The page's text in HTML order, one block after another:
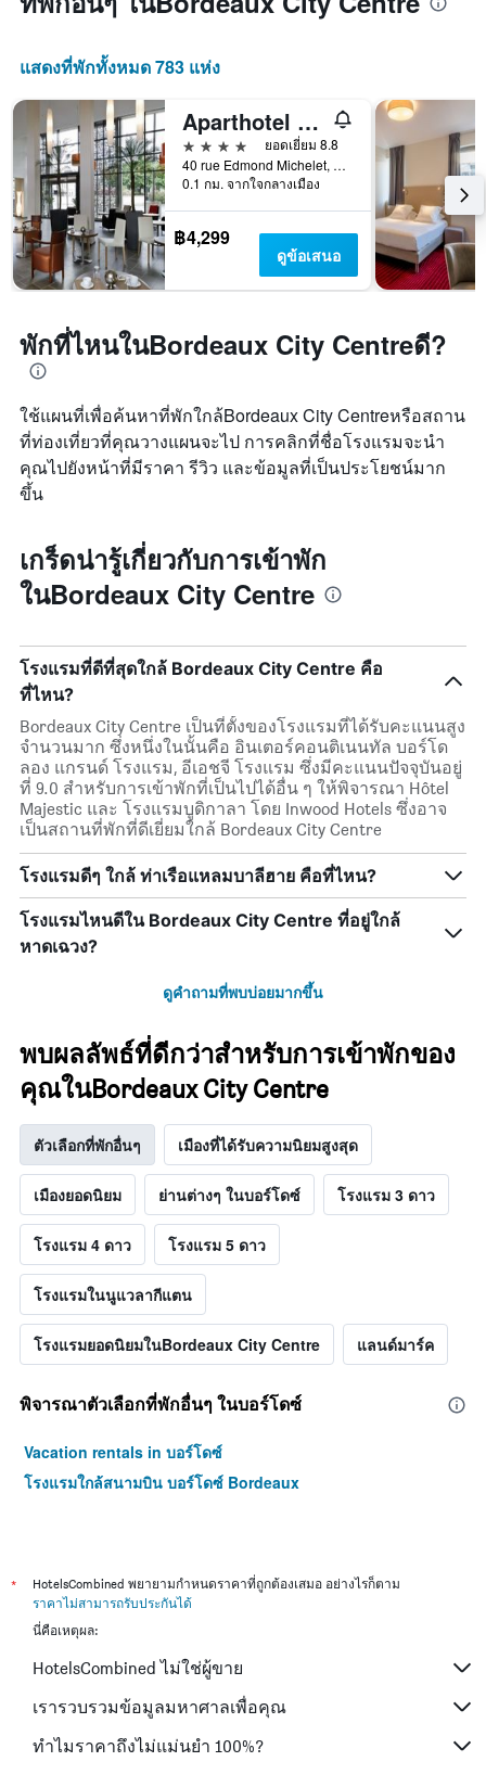
แสดงที่พักทั้งหมด 783 แห่ง
Aparthotel Adagio Bordeaux Gambetta
4 ดาว
ยอดเยี่ยม 8.8
40 rue Edmond Michelet, บอร์โดซ์, ฌีรงด์, ฝรั่งเศส
0.1 กม. จากใจกลางเมือง
฿4,299
ดูข้อเสนอ
พักที่ไหนในBordeaux City Centreดี?
ใช้แผนที่เพื่อค้นหาที่พักใกล้Bordeaux City Centreหรือสถาน
ที่ท่องเที่ยวที่คุณวางแผนจะไป การคลิกที่ชื่อโรงแรมจะนำ
คุณไปยังหน้าที่มีราคา รีวิว และข้อมูลที่เป็นประโยชน์มาก
ขึ้น
เกร็ดน่ารู้เกี่ยวกับการเข้าพัก
ในBordeaux City Centre
โรงแรมที่ดีที่สุดใกล้ Bordeaux City Centre คือ
ที่ไหน?
Bordeaux City Centre เป็นที่ตั้งของโรงแรมที่ได้รับคะแนนสูง
จำนวนมาก ซึ่งหนึ่งในนั้นคือ อินเตอร์คอนติเนนทัล บอร์โด
ลอง แกรนด์ โรงแรม, อีเอชจี โรงแรม ซึ่งมีคะแนนปัจจุบันอยู่
ที่ 9.0 สำหรับการเข้าพักที่เป็นไปได้อื่น ๆ ให้พิจารณา Hôtel
Majestic และ โรงแรมบูดิกาลา โดย Inwood Hotels ซึ่งอาจ
เป็นสถานที่พักที่ดีเยี่ยมใกล้ Bordeaux City Centre
โรงแรมดีๆ ใกล้ ท่าเรือแหลมบาลีฮาย คือที่ไหน?
โรงแรมไหนดีใน Bordeaux City Centre ที่อยู่ใกล้
หาดเฉวง?
ดูคำถามที่พบบ่อยมากขึ้น
พบผลลัพธ์ที่ดีกว่าสำหรับการเข้าพักของ
คุณในBordeaux City Centre
ตัวเลือกที่พักอื่นๆ เมืองที่ได้รับความนิยมสูงสุด
เมืองยอดนิยม ย่านต่างๆ ในบอร์โดซ์ โรงแรม 3 ดาว
โรงแรม 4 ดาว โรงแรม 5 ดาว
โรงแรมในนูแวลากีแตน
โรงแรมยอดนิยมในBordeaux City Centre แลนด์มาร์ค
พิจารณาตัวเลือกที่พักอื่นๆ ในบอร์โดซ์
Vacation rentals in บอร์โดซ์
โรงแรมใกล้สนามบิน บอร์โดซ์ Bordeaux
*
HotelsCombined พยายามกำหนดราคาที่ถูกต้องเสมอ อย่างไรก็ตาม
ราคาไม่สามารถรับประกันได้
นี่คือเหตุผล:
HotelsCombined ไม่ใช่ผู้ขาย
เรารวบรวมข้อมูลมหาศาลเพื่อคุณ
ทำไมราคาถึงไม่แม่นยำ 100%?